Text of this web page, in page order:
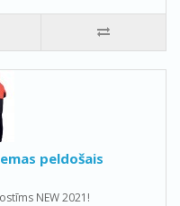
peldošais
NEW 2021!